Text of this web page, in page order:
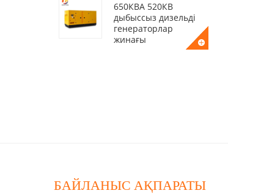
650КВА 520КВ
дыбыссыз дизельді
генераторлар
жинағы
БАЙЛАНЫС АҚПАРАТЫ